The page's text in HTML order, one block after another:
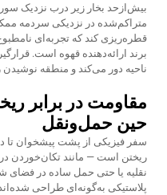
بیش‌ازحد بخار زیر درب نزدیک
متراکم‌شده در نزدیکی سردمه
قطره‌ریزی کند که تجربه‌ای
برند ارائه‌دهنده قهوه است.
ناحیه دور می‌کند و منطقه
مقاومت در برابر
حین حمل‌ونقل
سفر فیزیکی از پشت پیشخوان
ریختن است — مانند تکان‌خوردن
نقلیه یا حتی حمل ساده در فضای
پلاستیکی به‌گونه‌ای طراحی